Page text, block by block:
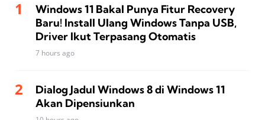
Windows 11 Bakal Punya Fitur Recovery
Baru! Install Ulang Windows Tanpa USB,
Driver Ikut Terpasang Otomatis
7 hours ago
Dialog Jadul Windows 8 di Windows 11
Akan Dipensiunkan